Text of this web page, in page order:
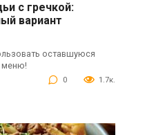
с гречкой:
вариант
оставшуюся
меню!
0 1.7к.